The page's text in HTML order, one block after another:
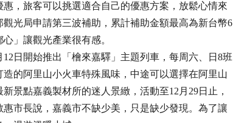
，旅客可以挑選適合自己的優惠方案，放鬆心情來
光局申請第三波補助，累計補助金額最高為新台幣6
」讓觀光產業很有感。
開始推出「檜來嘉驛」主題列車，每周六、日8班
的阿里山小火車特殊風味，中途可以選擇在阿里山
景點嘉義製材所的迷人景緻，活動至12月29日止，
市長說，嘉義市不缺少美，只是缺少發現。為了讓